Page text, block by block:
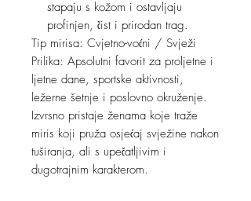
stapaju s kožom i ostavljaju
profinjen, čist i prirodan trag.
Tip mirisa: Cvjetno-voćni / Svježi
Prilika: Apsolutni favorit za proljetne i
ljetne dane, sportske aktivnosti,
ležerne šetnje i poslovno okruženje.
Izvrsno pristaje ženama koje traže
miris koji pruža osjećaj svježine nakon
tuširanja, ali s upečatljivim i
dugotrajnim karakterom.